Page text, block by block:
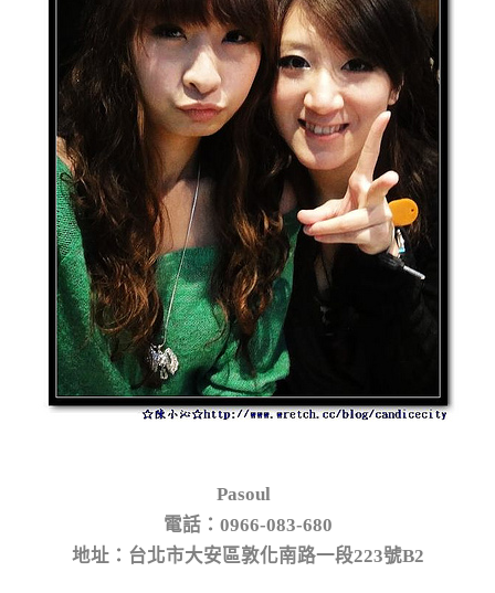
Pasoul
電話：0966-083-680
地址：台北市大安區敦化南路一段223號B2